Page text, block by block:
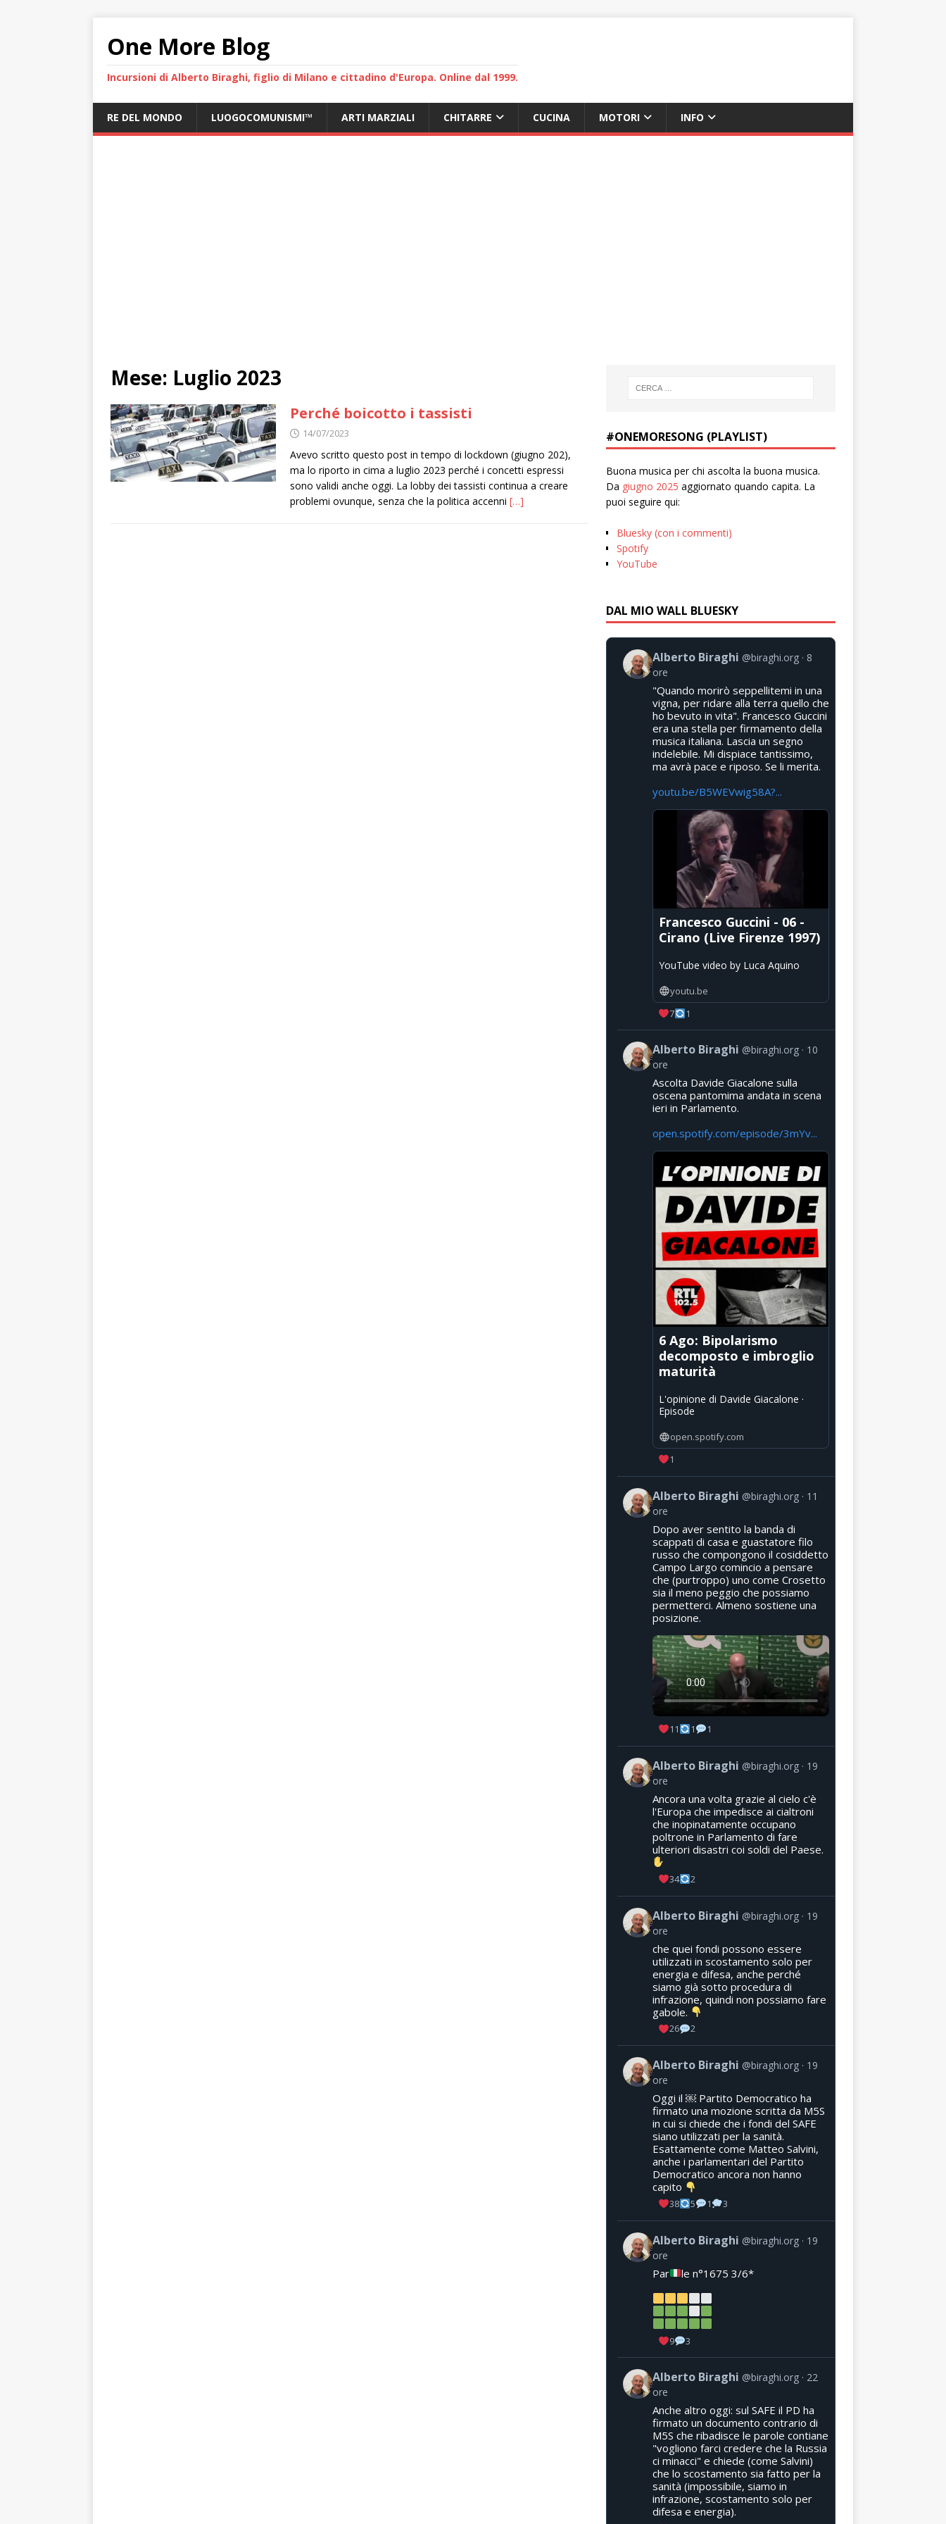
One More Blog
Incursioni di Alberto Biraghi, figlio di Milano e cittadino d'Europa. Online dal 1999.
RE DEL MONDO LUOGOCOMUNISMI™ ARTI MARZIALI CHITARRE CUCINA MOTORI INFO
Mese: Luglio 2023
Perché boicotto i tassisti
14/07/2023
Avevo scritto questo post in tempo di lockdown (giugno 202),
ma lo riporto in cima a luglio 2023 perché i concetti espressi
sono validi anche oggi. La lobby dei tassisti continua a creare
problemi ovunque, senza che la politica accenni […]
#ONEMORESONG (PLAYLIST)
Buona musica per chi ascolta la buona musica.
Da giugno 2025 aggiornato quando capita. La
puoi seguire qui:
Bluesky (con i commenti)
Spotify
YouTube
DAL MIO WALL BLUESKY
Alberto Biraghi @biraghi.org
8
ore
"Quando morirò seppellitemi in una
vigna, per ridare alla terra quello che
ho bevuto in vita". Francesco Guccini
era una stella per firmamento della
musica italiana. Lascia un segno
indelebile. Mi dispiace tantissimo,
ma avrà pace e riposo. Se li merita.
youtu.be/B5WEVwig58A?...
Francesco Guccini - 06 -
Cirano (Live Firenze 1997)
YouTube video by Luca Aquino
youtu.be
7
1
Alberto Biraghi @biraghi.org
10
ore
Ascolta Davide Giacalone sulla
oscena pantomima andata in scena
ieri in Parlamento.
open.spotify.com/episode/3mYv...
6 Ago: Bipolarismo
decomposto e imbroglio
maturità
L'opinione di Davide Giacalone ·
Episode
open.spotify.com
1
Alberto Biraghi @biraghi.org
11
ore
Dopo aver sentito la banda di
scappati di casa e guastatore filo
russo che compongono il cosiddetto
Campo Largo comincio a pensare
che (purtroppo) uno come Crosetto
sia il meno peggio che possiamo
permetterci. Almeno sostiene una
posizione.
11 1 1
Alberto Biraghi @biraghi.org
19
ore
Ancora una volta grazie al cielo c'è
l'Europa che impedisce ai cialtroni
che inopinatamente occupano
poltrone in Parlamento di fare
ulteriori disastri coi soldi del Paese.
34 2
Alberto Biraghi @biraghi.org
19
ore
che quei fondi possono essere
utilizzati in scostamento solo per
energia e difesa, anche perché
siamo già sotto procedura di
infrazione, quindi non possiamo fare
gabole.
26 2
Alberto Biraghi @biraghi.org
19
ore
Oggi il ￼ Partito Democratico ha
firmato una mozione scritta da M5S
in cui si chiede che i fondi del SAFE
siano utilizzati per la sanità.
Esattamente come Matteo Salvini,
anche i parlamentari del Partito
Democratico ancora non hanno
capito
38 5 1 3
Alberto Biraghi @biraghi.org
19
ore
Par le n°1675 3/6*
9 3
Alberto Biraghi @biraghi.org
22
ore
Anche altro oggi: sul SAFE il PD ha
firmato un documento contrario di
M5S che ribadisce le parole contiane
"vogliono farci credere che la Russia
ci minacci" e chiede (come Salvini)
che lo scostamento sia fatto per la
sanità (impossibile, siamo in
infrazione, scostamento solo per
difesa e energia).